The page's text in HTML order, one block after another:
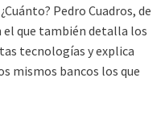
Pedro Cuadros, de
el que también detalla los
tecnologías y explica
mismos bancos los que